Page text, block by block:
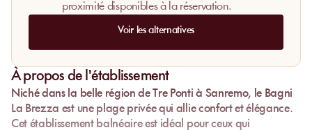
proximité disponibles à la réservation.
Voir les alternatives
À propos de l'établissement
Niché dans la belle région deTre Ponti à Sanremo, le Bagni
La Brezza est une plage privée qui allie confort et élégance.
Cet établissement balnéaire est idéal pour ceux qui